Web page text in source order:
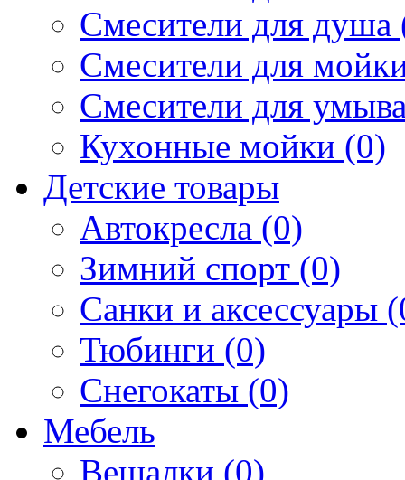
Смесители для душа
Смесители для
Смесители для
Кухонные мойки (0)
Детские товары
Автокресла (0)
Зимний спорт (0)
Санки и аксессуары
Тюбинги (0)
Снегокаты (0)
Мебель
Вешалки (0)